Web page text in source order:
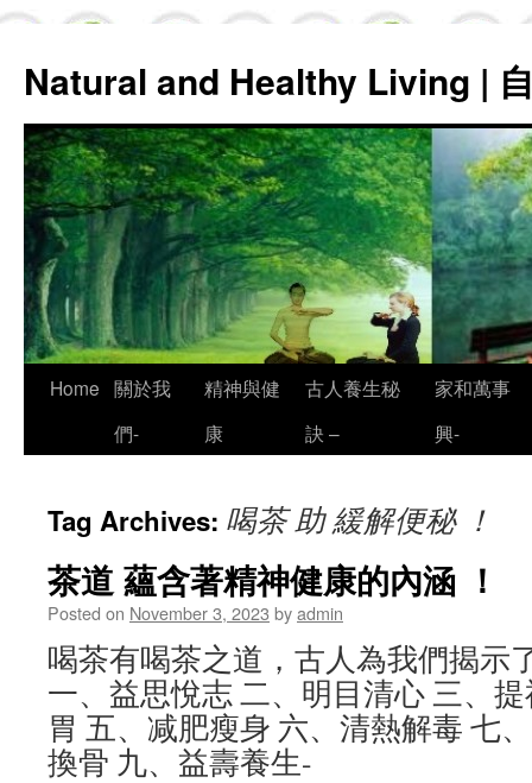
Natural and Healthy Living |
Skip
Home 關於我
們-
精神與健
康
古人養生秘
訣 –
家和萬事
興-
Tag Archives: 喝茶 助 緩解便秘 ！
茶道 蘊含著精神健康的內涵 ！
Posted on November 3, 2023 byadmin
喝茶有喝茶之道，古人為我們揭示
一、益思悅志 二、明目清心 三、
胃 五、减肥瘦身 六、清熱解毒 七
換骨 九、益壽養生-